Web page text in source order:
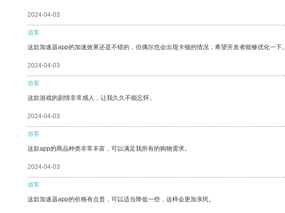
2024-04-03
游客
这款加速器app的加速效果还是不错的，但偶尔也会出现卡顿的情况，希望开发者能够优化一下。
2024-04-03
游客
这款游戏的剧情非常感人，让我久久不能忘怀。
2024-04-03
游客
这款app的商品种类非常丰富，可以满足我所有的购物需求。
2024-04-03
游客
这款加速器app的价格有点贵，可以适当降低一些，这样会更加亲民。